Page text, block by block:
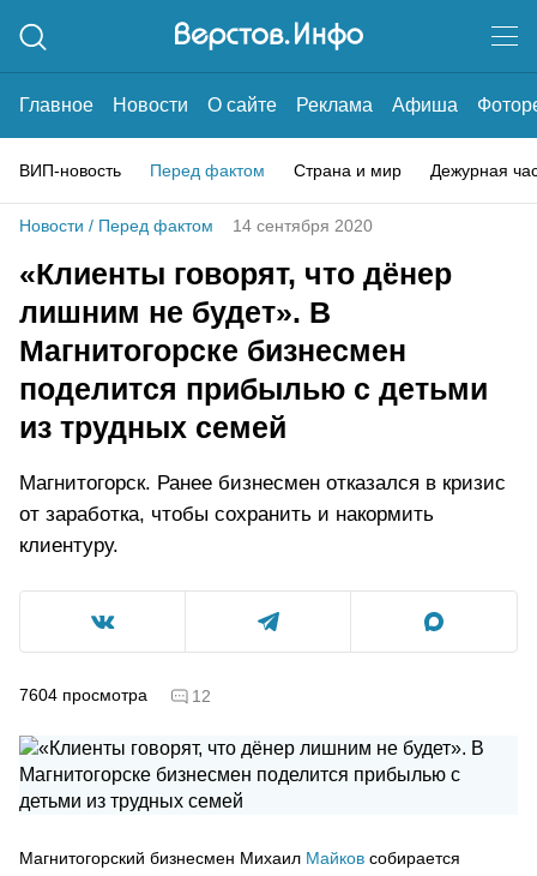
Главное Новости О сайте Реклама Афиша
ВИП-новость Перед фактом Страна и мир Дежурная
Новости / Перед фактом 14 сентября 2020
«Клиенты говорят, что дёнер
лишним не будет». В
Магнитогорске бизнесмен
поделится прибылью с детьми
из трудных семей
Магнитогорск. Ранее бизнесмен отказался в кризис
от заработка, чтобы сохранить и накормить
клиентуру.
7604 просмотра 12
Магнитогорский бизнесмен Михаил Майков собирается